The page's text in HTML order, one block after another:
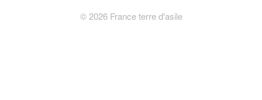
© 2026France terre d'asile